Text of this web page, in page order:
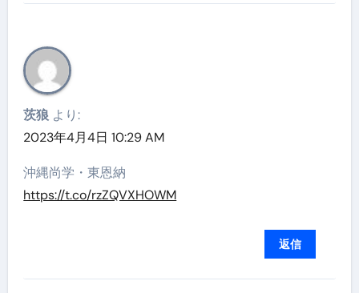
茨狼 より:
2023年4月4日 10:29 AM
沖縄尚学・東恩納
https://t.co/rzZQVXHOWM
返信